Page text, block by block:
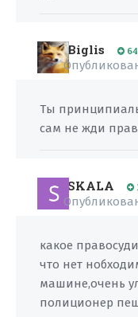
Biglis
Ты
сам не жди
SKALA
какое
что нет
машине,очень
полиционер